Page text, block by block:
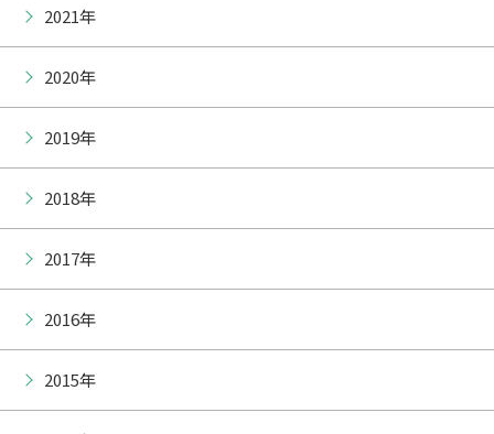
2021年
2020年
2019年
2018年
2017年
2016年
2015年